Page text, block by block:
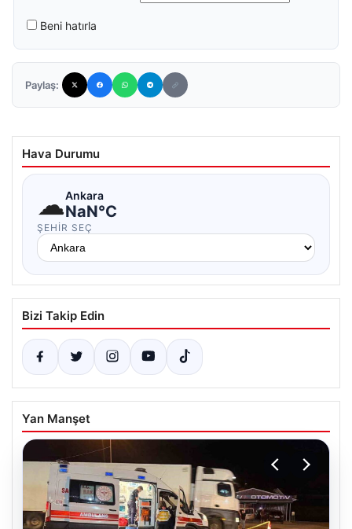
Beni hatırla
Paylaş:
Hava Durumu
☁Ankara
NaN°C
ŞEHIR SEÇ
Bizi Takip Edin
Yan Manşet